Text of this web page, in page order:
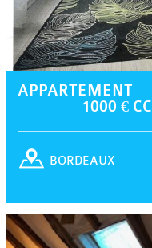
APPARTEMENT
1000 € CC
BORDEAUX